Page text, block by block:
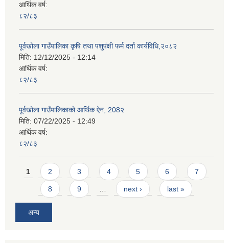
आर्थिक वर्ष:
८२/८३
पूर्वखोला गाउँपालिका कृषि तथा पशुपंक्षी फर्म दर्ता कार्यविधि,२०८२
मिति: 12/12/2025 - 12:14
आर्थिक वर्ष:
८२/८३
पूर्वखोला गाउँपालिकाको आर्थिक ऐन, 208२
मिति: 07/22/2025 - 12:49
आर्थिक वर्ष:
८२/८३
Pages
1 2 3 4 5 6 7
8 9 next › last »
अन्य